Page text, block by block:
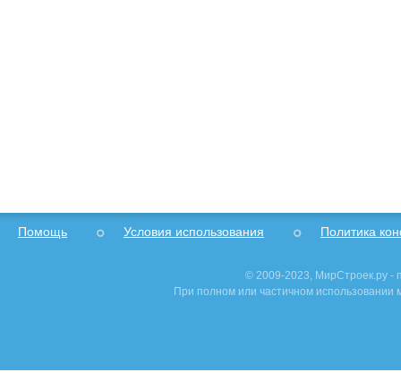
Помощь Условия использования Политика
© 2009-2023, МирСтроек.ру -
При полном или частичном использовании